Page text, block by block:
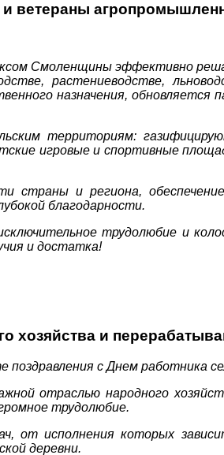
ветераны
Смоленщины эффективно
растениеводстве,
назначения,
территориям:
игровые и спортивные
страны и региона,
благодарности.
трудолюбие и
и достатка!
хозяйства и
с Днем работника
отраслью народного
трудолюбие.
от исполнения которых
деревни.